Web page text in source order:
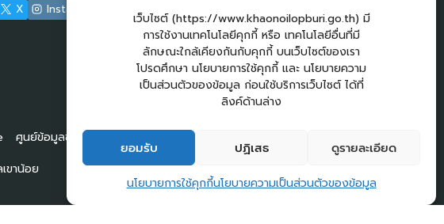
เว็บไซต์ (https://www.khaonoilopburi.go.th) มี
การใช้งานเทคโนโลยีคุกกี้ หรือ เทคโนโลยีอื่นที่มี
ลักษณะใกล้เคียงกันกับคุกกี้ บนเว็บไซต์ของเรา
โปรดศึกษา นโยบายการใช้คุกกี้ และ นโยบายความ
เป็นส่วนตัวของข้อมูล ก่อนใช้บริการเว็บไซต์ ได้ที่
ลิงค์ด้านล่าง
ยอมรับ ปฏิเสธ ดูรายละเอียด
นโยบายการใช้คุกกี้นโยบายความเป็นส่วนตัวของข้อมูล
X Instagram
Login
เข้าสู่ระบบ
แผนผังเว็บไซต์
จัดทำเว็บไซต์
LopburiWebDesign.com
ศูนย์ข้อมูลข่าวสาร อบต.เขาน้อย คู่มือประชาชน
ขาน้อย